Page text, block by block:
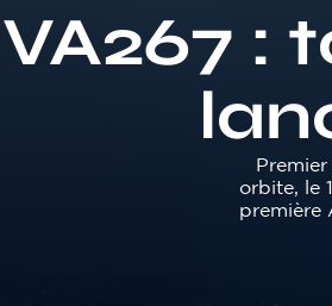
VA267 :
Texte
orbite, le
première